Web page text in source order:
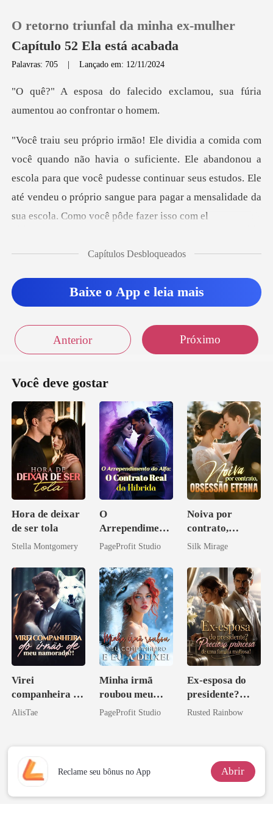
0
Histórico
Sair
O retorno triunfal da minha ex-mulher
Capítulo 52 Ela está acabada
Palavras: 705 |Lançado em: 12/11/2024
do exclamou, sua fúria
aume
te. Ele abandonou a
escola para que você pudesse continuar seus estudos. Ele
até vendeu
Capítulos Desbloqueados
Baixe o App e leia mais
Anterior Próximo
Você deve gostar
Hora de deixar
de ser tola
Stella Montgomery
O
Arrependiment
o do Alfa: O
da Híbrida
PageProfit Studio
Noiva por
contrato,
obsessão eterna
Silk Mirage
Virei
companheira do
irmão de meu
AlisTae
Minha irmã
roubou meu
companheiro e
PageProfit Studio
Ex-esposa do
presidente?
Preciosa
mafiosa!
Rusted Rainbow
Reclame seu bônus no App Abrir